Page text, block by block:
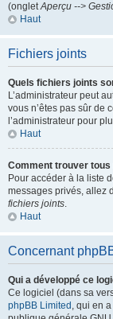
(ongletAperçu -->
Haut
Fichiers joints
Quels fichiers joints
L’administrateur peut
vous n’êtes pas sûr de
l’administrateur pour
Haut
Comment trouver
Pour accéder à la liste
messages privés, allez
fichiers joints.
Haut
Concernant
Qui a développé ce
Ce logiciel (dans sa
phpBB Limited , qui en